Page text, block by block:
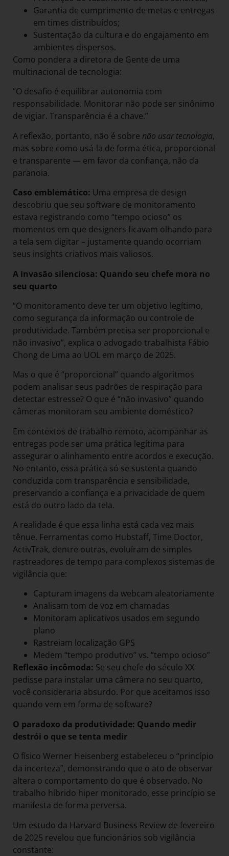
Garantia de cumprimento de metas e entregas
em times distribuídos;
Sustentação da cultura e do engajamento em
ambientes dispersos.
Como pondera a diretora de Gente de uma
multinacional de tecnologia:
“O desafio é equilibrar autonomia com
responsabilidade. Monitorar não pode ser sinônimo
de vigiar. Transparência é a chave.”
A reflexão, portanto, não é sobre não usar tecnologia,
mas sobre como usá-la de forma ética, proporcional
e transparente — em favor da confiança, não da
paranoia.
Caso emblemático: Uma empresa de design
descobriu que seu software de monitoramento
estava registrando como “tempo ocioso” os
momentos em que designers ficavam olhando para
a tela sem digitar – justamente quando ocorriam
seus insights criativos mais valiosos.
A invasão silenciosa: Quando seu chefe mora no
seu quarto
“O monitoramento deve ter um objetivo legítimo,
como segurança da informação ou controle de
produtividade. Também precisa ser proporcional e
não invasivo”, explica o advogado trabalhista Fábio
Chong de Lima ao UOL em março de 2025.
Mas o que é “proporcional” quando algoritmos
podem analisar seus padrões de respiração para
detectar estresse? O que é “não invasivo” quando
câmeras monitoram seu ambiente doméstico?
Em contextos de trabalho remoto, acompanhar as
entregas pode ser uma prática legítima para
assegurar o alinhamento entre acordos e execução.
No entanto, essa prática só se sustenta quando
conduzida com transparência e sensibilidade,
preservando a confiança e a privacidade de quem
está do outro lado da tela.
A realidade é que essa linha está cada vez mais
tênue. Ferramentas como Hubstaff, Time Doctor,
ActivTrak, dentre outras, evoluíram de simples
rastreadores de tempo para complexos sistemas de
vigilância que:
Capturam imagens da webcam aleatoriamente
Analisam tom de voz em chamadas
Monitoram aplicativos usados em segundo
plano
Rastreiam localização GPS
Medem “tempo produtivo” vs. “tempo ocioso”
Reflexão incômoda: Se seu chefe do século XX
pedisse para instalar uma câmera no seu quarto,
você consideraria absurdo. Por que aceitamos isso
quando vem em forma de software?
O paradoxo da produtividade: Quando medir
destrói o que se tenta medir
O físico Werner Heisenberg estabeleceu o “princípio
da incerteza”, demonstrando que o ato de observar
altera o comportamento do que é observado. No
trabalho híbrido hiper monitorado, esse princípio se
manifesta de forma perversa.
Um estudo da Harvard Business Review de fevereiro
de 2025 revelou que funcionários sob vigilância
constante: